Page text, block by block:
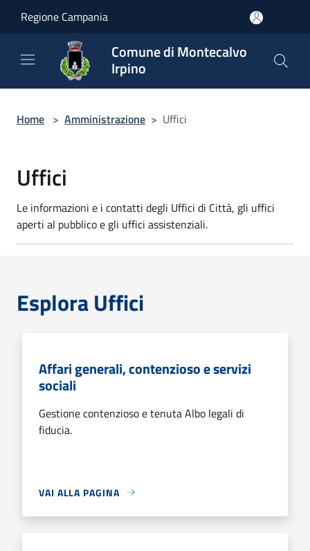
Regione Campania
Comune di Montecalvo
Irpino
Home > Amministrazione > Uffici
Uffici
Le informazioni e i contatti degli Uffici di Città, gli uffici
aperti al pubblico e gli uffici assistenziali.
Esplora Uffici
Affari generali, contenzioso e servizi
sociali
Gestione contenzioso e tenuta Albo legali di
fiducia.
VAI ALLA PAGINA